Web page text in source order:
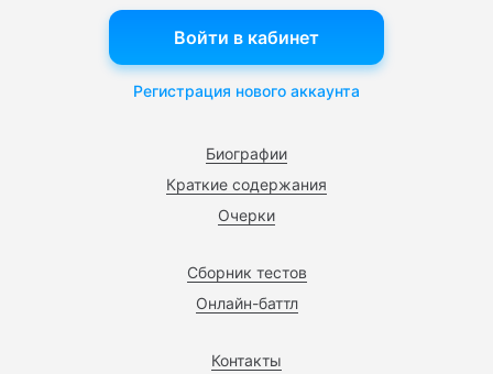
Биографии
Краткие содержания
Очерки
Сборник тестов
Онлайн-баттл
Контакты
Войти в кабинет
Регистрация нового аккаунта